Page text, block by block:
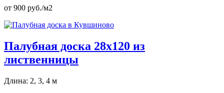
от 900 руб./м2
Палубная доска 28х120 из
лиственницы
Длина: 2, 3, 4 м